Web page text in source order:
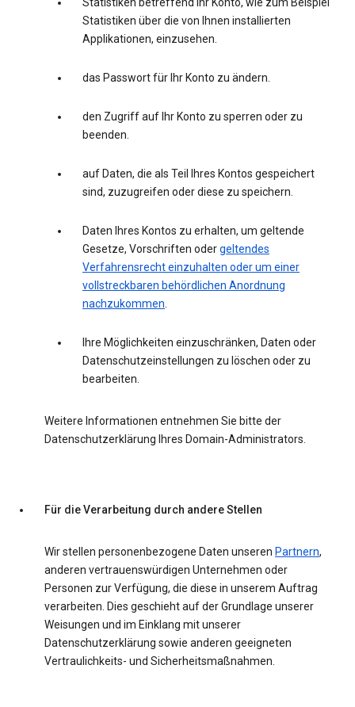
Statistiken betreffend Ihr Konto, wie zum Beispiel
Statistiken über die von Ihnen installierten
Applikationen, einzusehen.
das Passwort für Ihr Konto zu ändern.
den Zugriff auf Ihr Konto zu sperren oder zu
beenden.
auf Daten, die als Teil Ihres Kontos gespeichert
sind, zuzugreifen oder diese zu speichern.
Daten Ihres Kontos zu erhalten, um geltende
Gesetze, Vorschriften odergeltendes
Verfahrensrecht einzuhalten oder um einer
vollstreckbaren behördlichen Anordnung
nachzukommen.
Ihre Möglichkeiten einzuschränken, Daten oder
Datenschutzeinstellungen zu löschen oder zu
bearbeiten.
Weitere Informationen entnehmen Sie bitte der
Datenschutzerklärung Ihres Domain-Administrators.
Für die Verarbeitung durch andere Stellen
Wir stellen personenbezogene Daten unseren Partnern,
anderen vertrauenswürdigen Unternehmen oder
Personen zur Verfügung, die diese in unserem Auftrag
verarbeiten. Dies geschieht auf der Grundlage unserer
Weisungen und im Einklang mit unserer
Datenschutzerklärung sowie anderen geeigneten
Vertraulichkeits- und Sicherheitsmaßnahmen.